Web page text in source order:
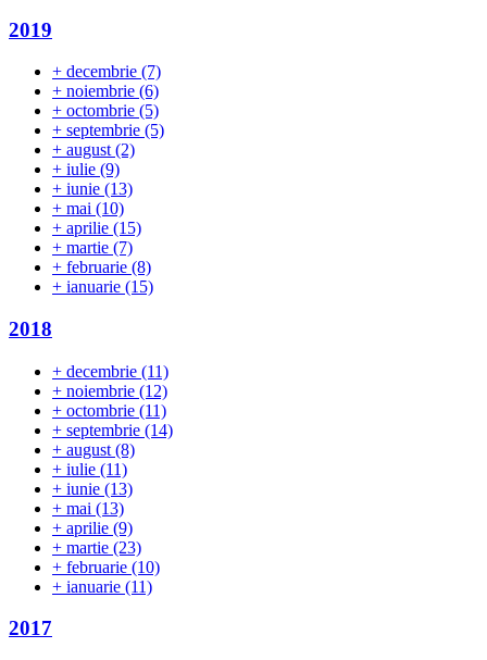
2019
+ decembrie (7)
+ noiembrie (6)
+ octombrie (5)
+ septembrie (5)
+ august (2)
+ iulie (9)
+ iunie (13)
+ mai (10)
+ aprilie (15)
+ martie (7)
+ februarie (8)
+ ianuarie (15)
2018
+ decembrie (11)
+ noiembrie (12)
+ octombrie (11)
+ septembrie (14)
+ august (8)
+ iulie (11)
+ iunie (13)
+ mai (13)
+ aprilie (9)
+ martie (23)
+ februarie (10)
+ ianuarie (11)
2017